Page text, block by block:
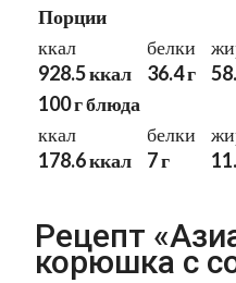
Порции
ккал
928.5 ккал
белки
36.4 г
100 г блюда
ккал
178.6 ккал
белки
7 г
Рецепт
корюшка с